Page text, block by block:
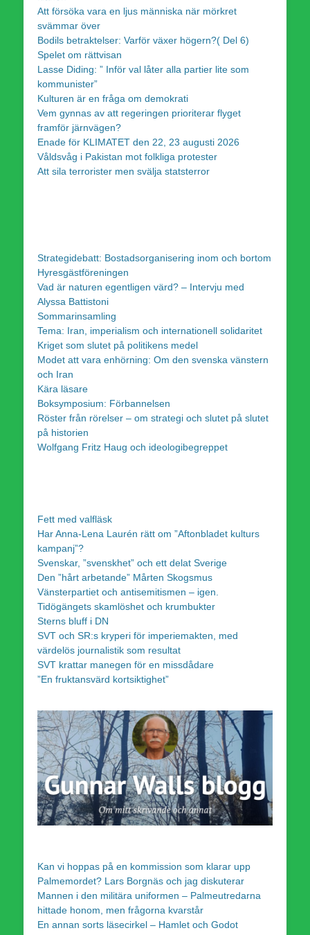
Att försöka vara en ljus människa när mörkret
svämmar över
Bodils betraktelser: Varför växer högern?( Del 6)
Spelet om rättvisan
Lasse Diding: ” Inför val låter alla partier lite som
kommunister”
Kulturen är en fråga om demokrati
Vem gynnas av att regeringen prioriterar flyget
framför järnvägen?
Enade för KLIMATET den 22, 23 augusti 2026
Våldsvåg i Pakistan mot folkliga protester
Att sila terrorister men svälja statsterror
Strategidebatt: Bostadsorganisering inom och bortom
Hyresgästföreningen
Vad är naturen egentligen värd? – Intervju med
Alyssa Battistoni
Sommarinsamling
Tema: Iran, imperialism och internationell solidaritet
Kriget som slutet på politikens medel
Modet att vara enhörning: Om den svenska vänstern
och Iran
Kära läsare
Boksymposium: Förbannelsen
Röster från rörelser – om strategi och slutet på slutet
på historien
Wolfgang Fritz Haug och ideologibegreppet
Fett med valfläsk
Har Anna-Lena Laurén rätt om ”Aftonbladet kulturs
kampanj”?
Svenskar, ”svenskhet” och ett delat Sverige
Den ”hårt arbetande” Mårten Skogsmus
Vänsterpartiet och antisemitismen – igen.
Tidögängets skamlöshet och krumbukter
Sterns bluff i DN
SVT och SR:s kryperi för imperiemakten, med
värdelös journalistik som resultat
SVT krattar manegen för en missdådare
”En fruktansvärd kortsiktighet”
Kan vi hoppas på en kommission som klarar upp
Palmemordet? Lars Borgnäs och jag diskuterar
Mannen i den militära uniformen – Palmeutredarna
hittade honom, men frågorna kvarstår
En annan sorts läsecirkel – Hamlet och Godot